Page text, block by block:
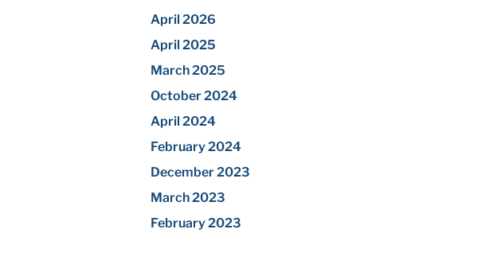
April 2026
April 2025
March 2025
October 2024
April 2024
February 2024
December 2023
March 2023
February 2023